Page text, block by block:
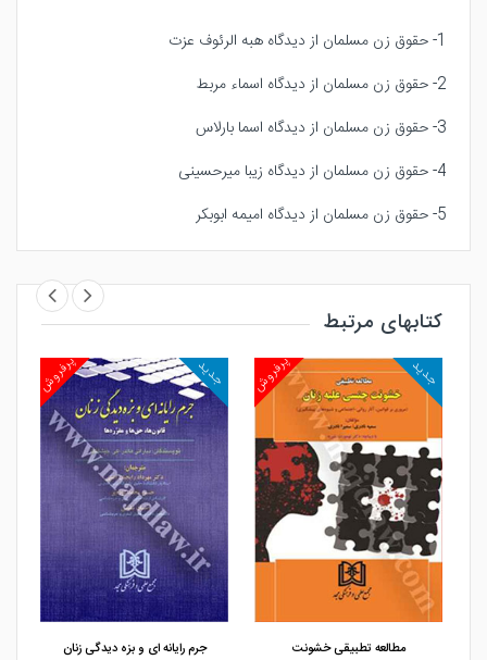
1- حقوق زن مسلمان از دیدگاه هبه الرئوف عزت
2- حقوق زن مسلمان از دیدگاه اسماء مربط
3- حقوق زن مسلمان از دیدگاه اسما بارلاس
4- حقوق زن مسلمان از دیدگاه زیبا میرحسینی
5- حقوق زن مسلمان از دیدگاه امیمه ابوبکر
کتابهای مرتبط
مشاهده و خرید
پرفروش جدید
مشاهده و خرید
مطالعه تطبیقی خشونت
پرفروش جدید
جرم رایانه ای و بزه دیدگی زنان